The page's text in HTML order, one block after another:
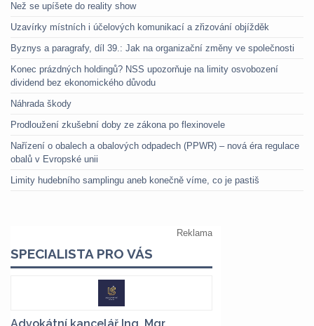
Než se upíšete do reality show
Uzavírky místních i účelových komunikací a zřizování objížděk
Byznys a paragrafy, díl 39.: Jak na organizační změny ve společnosti
Konec prázdných holdingů? NSS upozorňuje na limity osvobození
dividend bez ekonomického důvodu
Náhrada škody
Prodloužení zkušební doby ze zákona po flexinovele
Nařízení o obalech a obalových odpadech (PPWR) – nová éra regulace
obalů v Evropské unii
Limity hudebního samplingu aneb konečně víme, co je pastiš